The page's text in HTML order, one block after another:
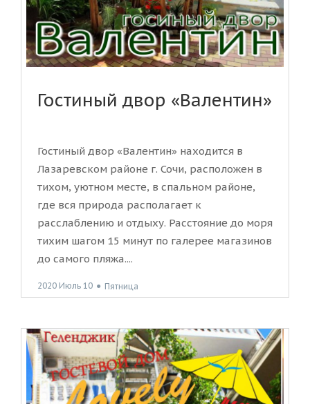
Гостиный двор «Валентин»
Гостиный двор «Валентин» находится в
Лазаревском районе г. Сочи, расположен в
тихом, уютном месте, в спальном районе,
где вся природа располагает к
расслаблению и отдыху. Расстояние до моря
тихим шагом 15 минут по галерее магазинов
до самого пляжа....
2020 Июль 10 ● Пятница